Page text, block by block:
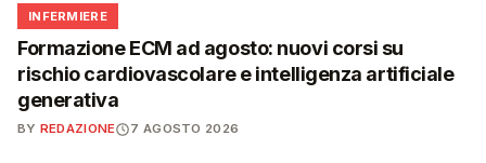
🩺
INFERMIERE
Formazione ECM ad agosto: nuovi corsi su
rischio cardiovascolare e intelligenza artificiale
generativa
BY REDAZIONE 7 AGOSTO 2026